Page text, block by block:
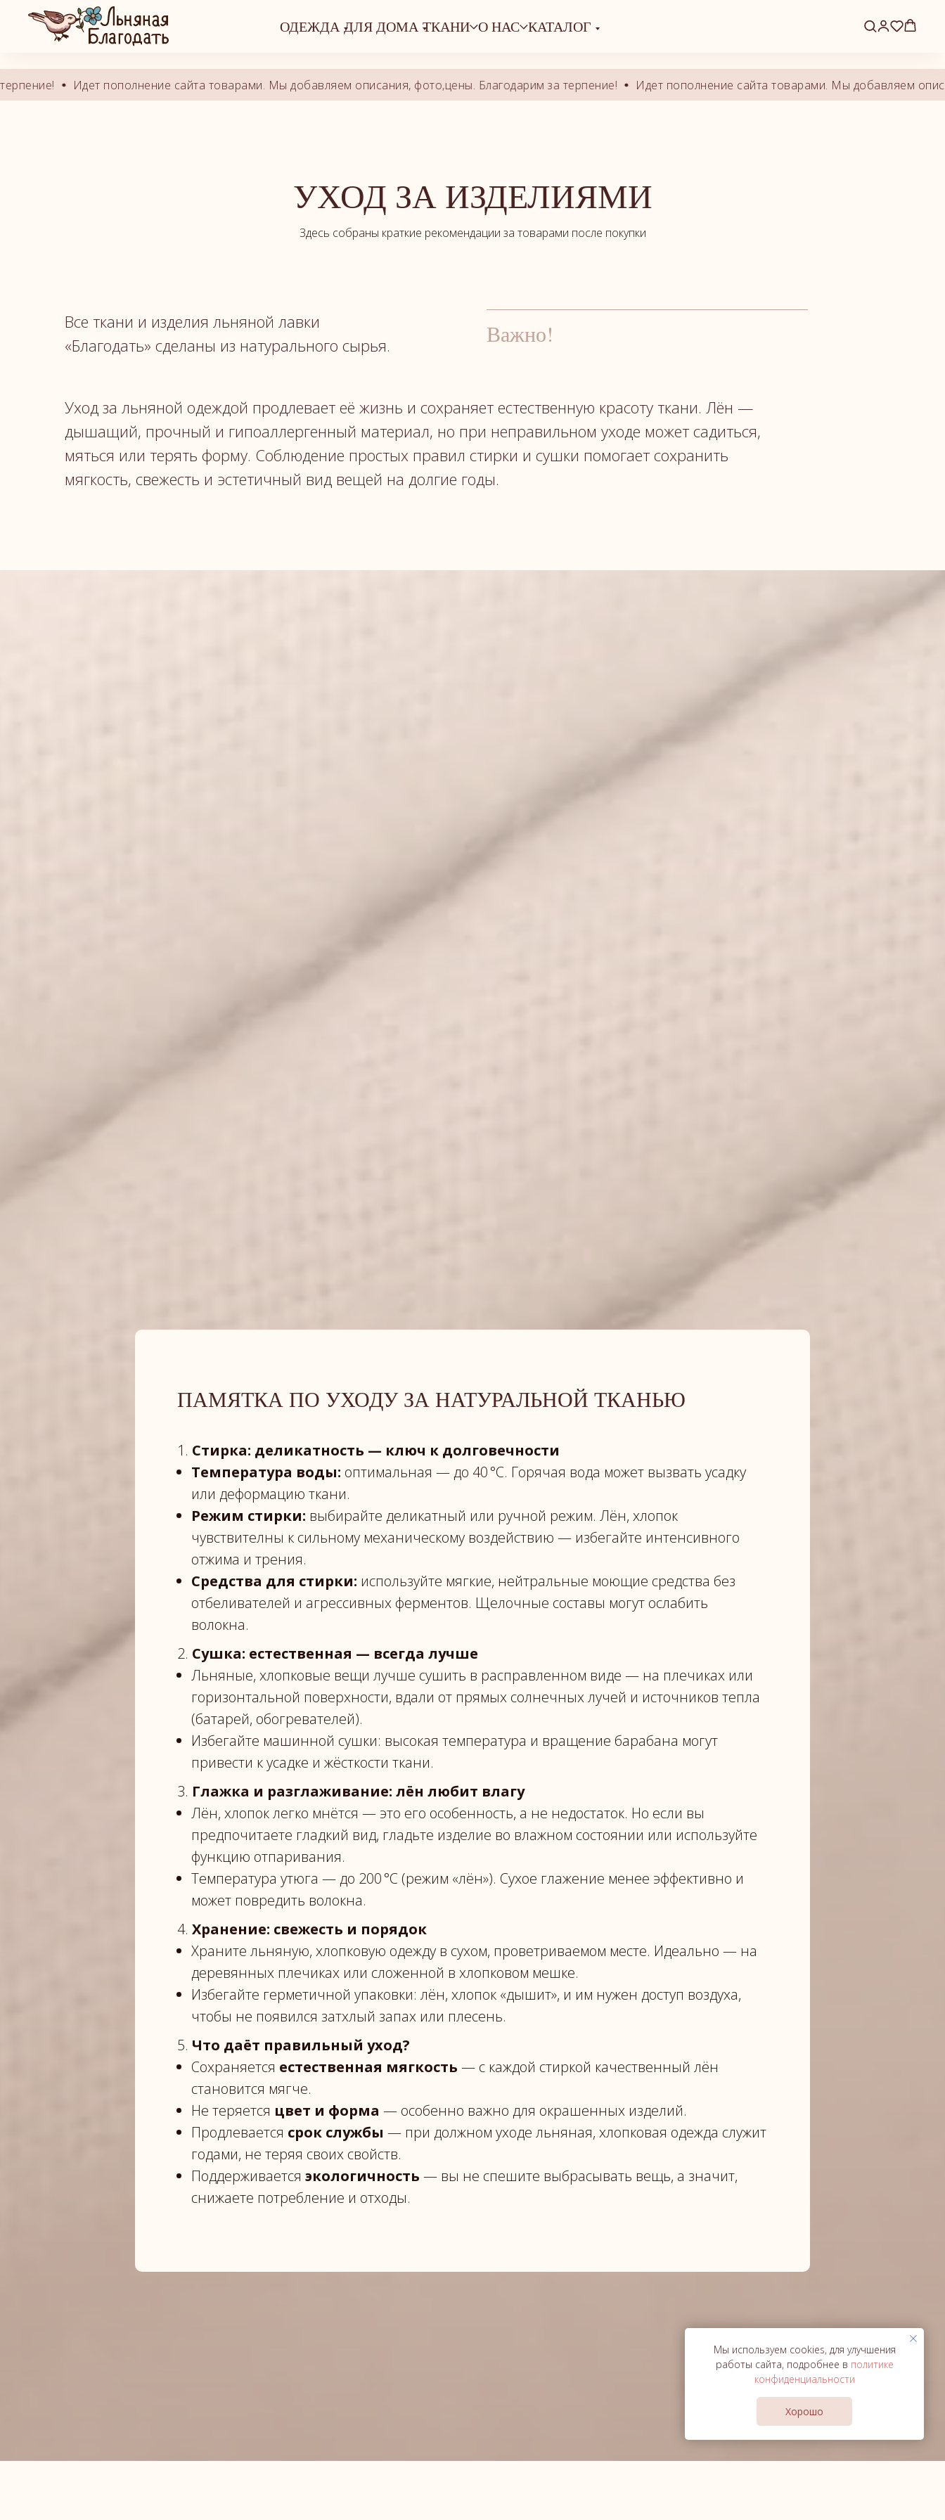
ОДЕЖДА ДЛЯ ДОМА ТКАНИ О НАС КАТАЛОГ
Идет пополнение сайта товарами. Мы добавляем описания, фото,цены. Благодарим за терпение! Идет пополнение сайта товарами. Мы добавляем
УХОД ЗА ИЗДЕЛИЯМИ
Здесь собраны краткие рекомендации за товарами после покупки
Уход за льняной одеждой продлевает её жизнь и сохраняет естественную красоту ткани. Лён —
дышащий, прочный и гипоаллергенный материал, но при неправильном уходе может садиться,
мяться или терять форму. Соблюдение простых правил стирки и сушки помогает сохранить
мягкость, свежесть и эстетичный вид вещей на долгие годы.
Все ткани и изделия льняной лавки
«Благодать» сделаны из натурального сырья.
Важно!
ПАМЯТКА ПО УХОДУ ЗА НАТУРАЛЬНОЙ ТКАНЬЮ
1. Стирка: деликатность — ключ к долговечности
Температура воды: оптимальная — до 40 °C. Горячая вода может вызвать усадку
или деформацию ткани.
Режим стирки: выбирайте деликатный или ручной режим. Лён, хлопок
чувствителны к сильному механическому воздействию — избегайте интенсивного
отжима и трения.
Средства для стирки: используйте мягкие, нейтральные моющие средства без
отбеливателей и агрессивных ферментов. Щелочные составы могут ослабить
волокна.
2. Сушка: естественная — всегда лучше
Льняные, хлопковые вещи лучше сушить в расправленном виде — на плечиках или
горизонтальной поверхности, вдали от прямых солнечных лучей и источников тепла
(батарей, обогревателей).
Избегайте машинной сушки: высокая температура и вращение барабана могут
привести к усадке и жёсткости ткани.
3. Глажка и разглаживание: лён любит влагу
Лён, хлопок легко мнётся — это его особенность, а не недостаток. Но если вы
предпочитаете гладкий вид, гладьте изделие во влажном состоянии или используйте
функцию отпаривания.
Температура утюга — до 200 °C (режим «лён»). Сухое глажение менее эффективно и
может повредить волокна.
4. Хранение: свежесть и порядок
Храните льняную, хлопковую одежду в сухом, проветриваемом месте. Идеально — на
деревянных плечиках или сложенной в хлопковом мешке.
Избегайте герметичной упаковки: лён, хлопок «дышит», и им нужен доступ воздуха,
чтобы не появился затхлый запах или плесень.
5. Что даёт правильный уход?
Сохраняется естественная мягкость — с каждой стиркой качественный лён
становится мягче.
Не теряется цвет и форма — особенно важно для окрашенных изделий.
Продлевается срок службы — при должном уходе льняная, хлопковая одежда служит
годами, не теряя своих свойств.
Поддерживается экологичность — вы не спешите выбрасывать вещь, а значит,
снижаете потребление и отходы.
Мы используем cookies, для улучшения
работы сайта, подробнее в политике
конфиденциальности
Хорошо